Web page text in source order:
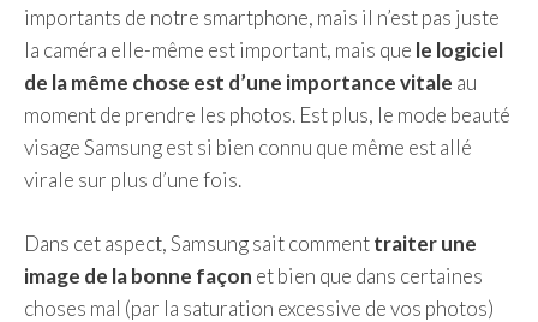
importants de notre smartphone, mais il n’est pas juste
la caméra elle-même est important, mais que le logiciel
de la même chose est d’une importance vitale au
moment de prendre les photos. Est plus, le mode beauté
visage Samsung est si bien connu que même est allé
virale sur plus d’une fois.
Dans cet aspect, Samsung sait commenttraiter une
image de la bonne façon et bien que dans certaines
choses mal (par la saturation excessive de vos photos)